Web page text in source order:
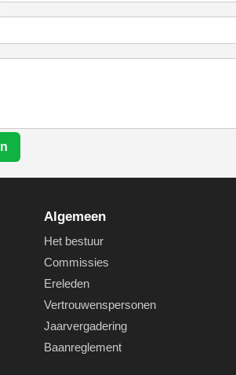
Algemeen
Het bestuur
Commissies
Ereleden
Vertrouwenspersonen
Jaarvergadering
Baanreglement